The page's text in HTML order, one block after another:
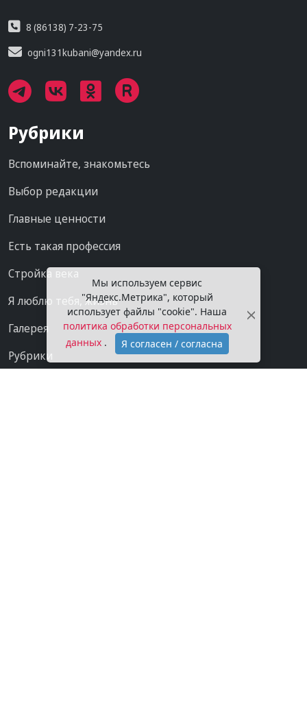
8 (86138) 7-23-75
ogni131kubani@yandex.ru
Рубрики
Вспоминайте, знакомьтесь
Выбор редакции
Главные ценности
Есть такая профессия
Стройка века
Я люблю тебя, жизнь
Галерея
Рубрики
Мы используем сервис
"Яндекс.Метрика", который
использует файлы "cookie". Наша
политика обработки персональных
данных . Я согласен / согласна